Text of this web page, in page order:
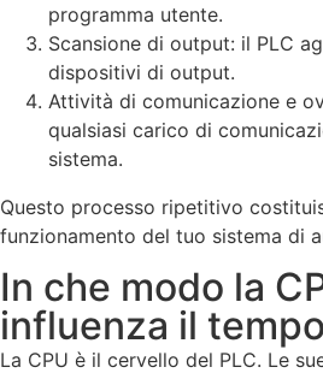
programma utente.
Scansione di output: il PLC
dispositivi di output.
Attività di comunicazione e
qualsiasi carico di
sistema.
Questo processo ripetitivo
funzionamento del tuo sistema di
In che modo la
influenza il
La CPU è il cervello del PLC. Le